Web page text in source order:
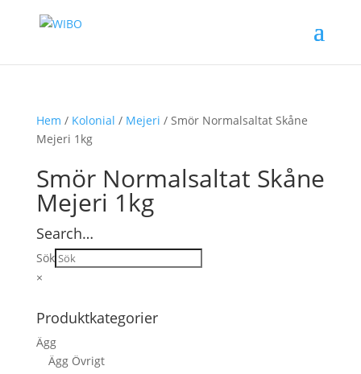
Hem / Kolonial / Mejeri / Smör Normalsaltat Skåne
Mejeri 1kg
Smör Normalsaltat Skåne
Mejeri 1kg
Search…
Sök
×
Produktkategorier
Ägg
Ägg Övrigt